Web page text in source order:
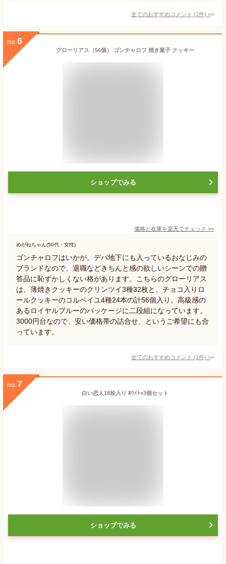
全てのおすすめコメント (1件) >
no. 6
グローリアス（56個） ゴンチャロフ 焼き菓子 クッキー
ショップでみる
価格と在庫を楽天でチェック >>
めがねちゃん(50代・女性)
ゴンチャロフはいかが。デパ地下にも入っているおなじみの
ブランドなので、退職などきちんと感の欲しいシーンでの贈
答品に恥ずかしくない格があります。こちらのグローリアス
は、薄焼きクッキーのクリンツイ3種32枚と、チョコ入りロ
ールクッキーのコルベイユ4種24本の計56個入り。高級感の
あるロイヤルブルーのパッケージに二段組になっています。
3000円台なので、安い価格帯の詰合せ、というご希望にも合
っています。
全てのおすすめコメント (1件) >
no. 7
白い恋人18枚入り ﾎﾜｲﾄ×3個セット
ショップでみる